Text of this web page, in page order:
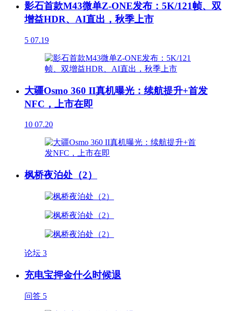
影石首款M43微单Z-ONE发布：5K/121帧、双
增益HDR、AI直出，秋季上市
5 07.19
大疆Osmo 360 II真机曝光：续航提升+首发
NFC，上市在即
10 07.20
枫桥夜泊处（2）
论坛 3
充电宝押金什么时候退
问答 5